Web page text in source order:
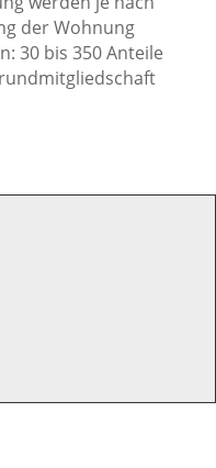
der Wohnung
30 bis 350 Anteile